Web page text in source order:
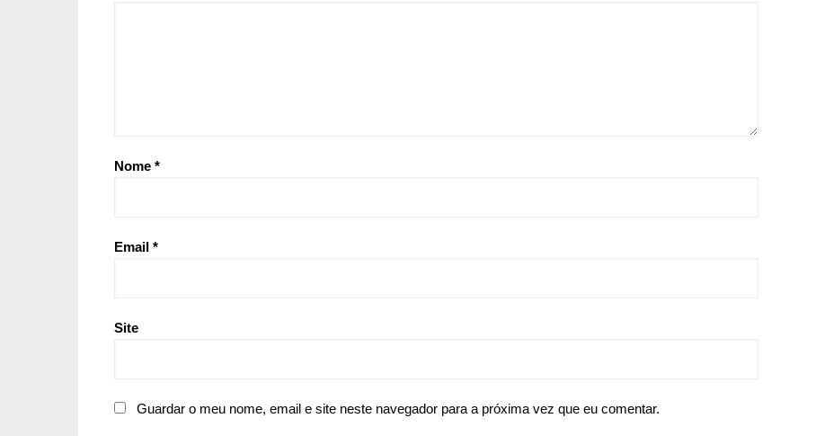
Nome *
Email *
Site
Guardar o meu nome, email e site neste navegador para a próxima vez que eu comentar.